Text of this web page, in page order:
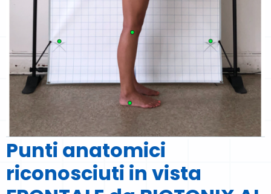
Punti anatomici
riconosciuti in vista